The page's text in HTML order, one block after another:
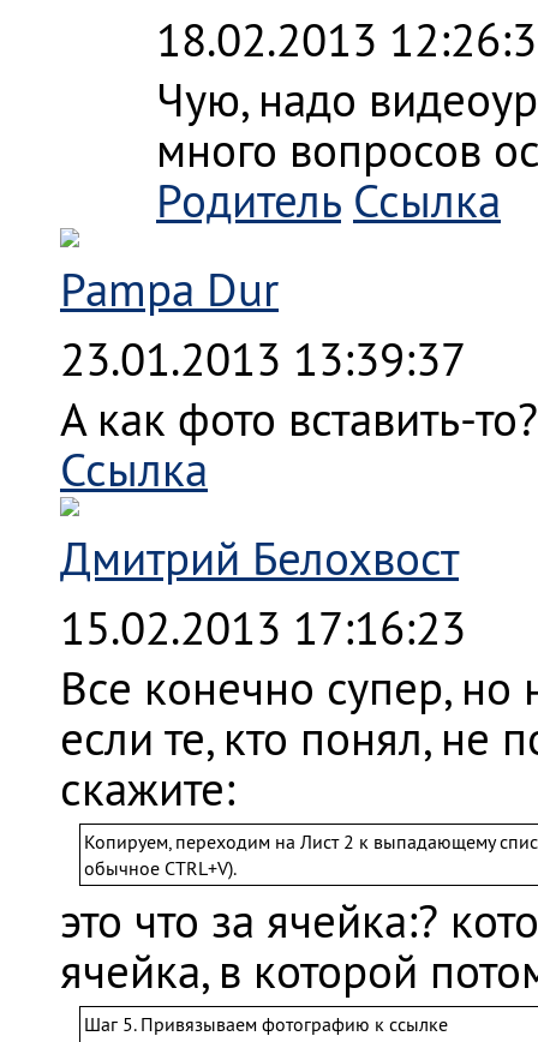
18.02.2013
Чую, надо
много вопросов
Родитель Ссылка
Pampa Dur
23.01.2013 13:39:37
А как фото вставить-то?
Ссылка
Дмитрий Белохвост
15.02.2013 17:16:23
Все конечно супер, но
если те, кто понял, не
скажите:
Копируем, переходим на Лист 2 к выпадающему
обычное CTRL+V).
это что за ячейка:?
ячейка, в которой
Шаг 5. Привязываем фотографию к ссылке